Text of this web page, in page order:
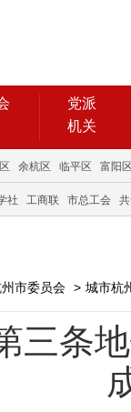
党派
机关
余杭区 临平区 富阳
社 工商联 市总工会
市委员会 > 城市杭
三条